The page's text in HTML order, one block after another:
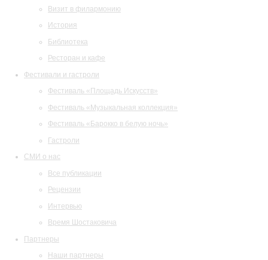
Визит в филармонию
История
Библиотека
Ресторан и кафе
Фестивали и гастроли
Фестиваль «Площадь Искусств»
Фестиваль «Музыкальная коллекция»
Фестиваль «Барокко в белую ночь»
Гастроли
СМИ о нас
Все публикации
Рецензии
Интервью
Время Шостаковича
Партнеры
Наши партнеры